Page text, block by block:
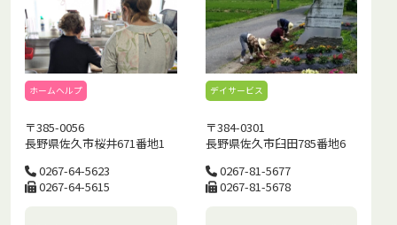
ホームヘルプ
〒385-0056
長野県佐久市桜井671番地1
0267-64-5623
0267-64-5615
デイサービス
〒384-0301
長野県佐久市臼田785番地6
0267-81-5677
0267-81-5678